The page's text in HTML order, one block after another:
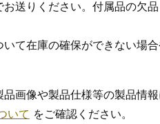
送りください。付属品の欠
て在庫の確保ができない場
画像や製品仕様等の製品情
いて をご確認ください。